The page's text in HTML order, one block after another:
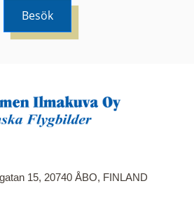
serie så öppnas en ny flik.
över bilder med kända
Besök
15, 20740 ÅBO, FINLAND